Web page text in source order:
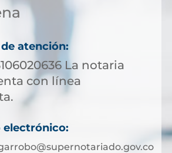
atención:
La notaria
con línea
electrónico: